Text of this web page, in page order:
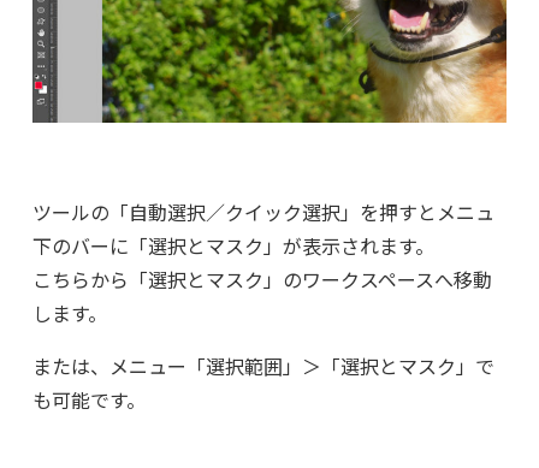
ツールの「自動選択／クイック選択」を押すとメニュ
下のバーに「選択とマスク」が表示されます。
こちらから「選択とマスク」のワークスペースへ移動
します。
または、メニュー「選択範囲」＞「選択とマスク」で
も可能です。